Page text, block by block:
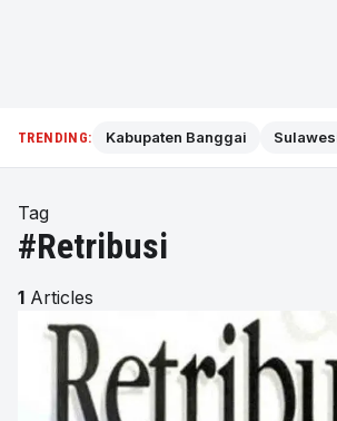
TRENDING: Kabupaten Banggai
Tag
#Retribusi
1 Articles